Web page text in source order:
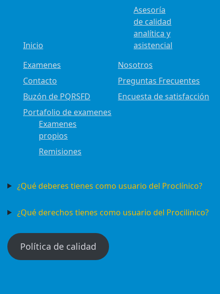
Inicio
Asesoría
de calidad
analítica y
asistencial
Examenes
Nosotros
Contacto
Preguntas Frecuentes
Buzón de PQRSFD
Encuesta de satisfacción
Portafolio de examenes
Examenes
propios
Remisiones
¿Qué deberes tienes como usuario del Proclínico?
¿Qué derechos tienes como usuario del Procilinico?
Política de calidad